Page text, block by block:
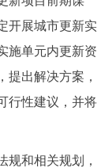
开展城市更新实
施单元内更新资
提出解决方案，
行性建议，并将
和相关规划，